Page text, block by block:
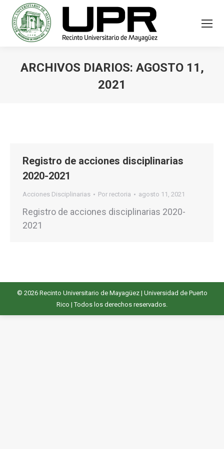
ARCHIVOS DIARIOS: AGOSTO 11,
2021
Registro de acciones disciplinarias
2020-2021
Acciones Disciplinarias Por rectoria agosto 11, 2021
Registro de acciones disciplinarias 2020-
2021
© 2026 Recinto Universitario de Mayagüez| Universidad de Puerto
Rico | Todos los derechos reservados.